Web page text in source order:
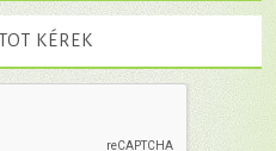
KÉREK